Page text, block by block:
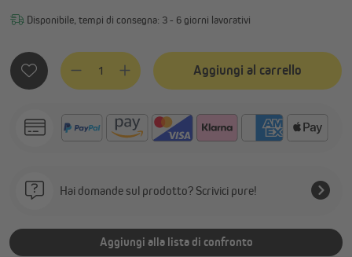
Disponibile, tempi di consegna: 3 - 6 giorni lavorativi
Quantità del prodotto: inserisci la quantità desiderata o
Aggiungi al carrello
Hai domande sul prodotto? Scrivici pure!
Aggiungi alla lista di confronto